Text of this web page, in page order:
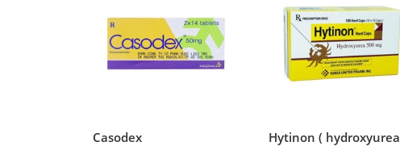
Casodex
Hytinon ( hydroxyurea